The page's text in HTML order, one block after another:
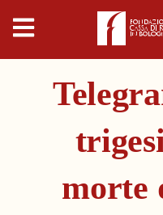
Digital
Humanities
Donazioni
Pubblicazioni
Collezionimorte